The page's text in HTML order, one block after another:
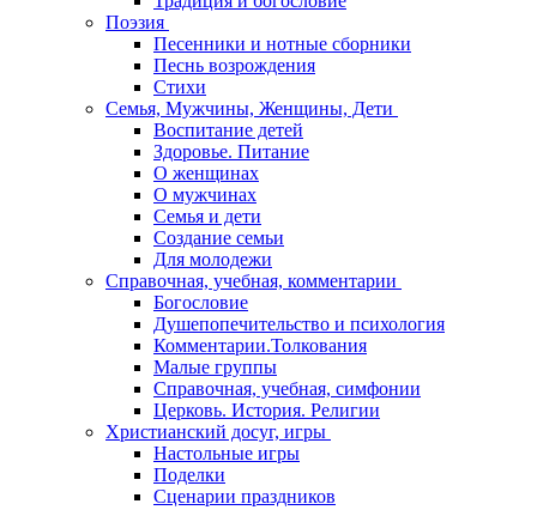
Поэзия
Песенники и нотные сборники
Песнь возрождения
Стихи
Семья, Мужчины, Женщины, Дети
Воспитание детей
Здоровье. Питание
О женщинах
О мужчинах
Семья и дети
Создание семьи
Для молодежи
Справочная, учебная, комментарии
Богословие
Душепопечительство и психология
Комментарии.Толкования
Малые группы
Справочная, учебная, симфонии
Церковь. История. Религии
Христианский досуг, игры
Настольные игры
Поделки
Сценарии праздников